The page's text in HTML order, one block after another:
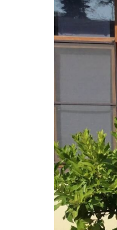
Larger
Image